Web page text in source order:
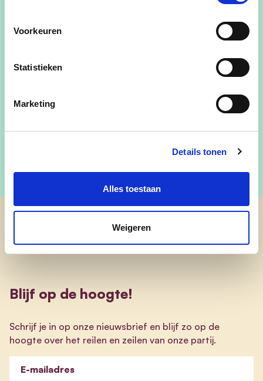
Voorkeuren
Statistieken
Marketing
Details tonen
Alles toestaan
Weigeren
op haar sociale media!
@els.claes.75
cd&v Dendermonde
Blijf op de hoogte!
Schrijf je in op onze nieuwsbrief en blijf zo op de
hoogte over het reilen en zeilen van onze partij.
E-mailadres